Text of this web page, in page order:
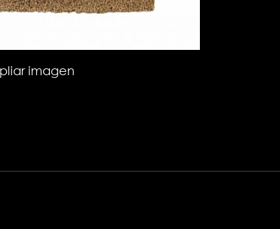
imagen